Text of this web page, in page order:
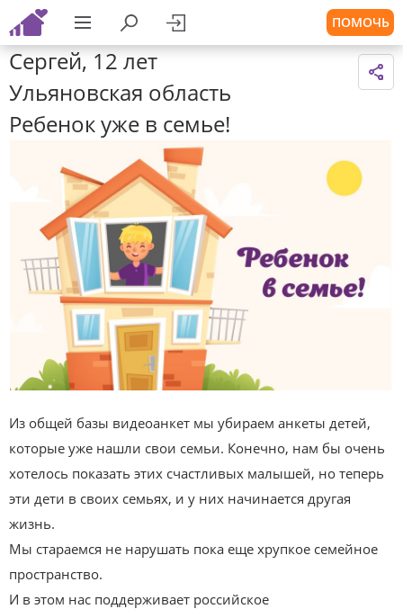
ПОМОЧЬ
Сергей, 12 лет
Ульяновская область
Ребенок уже в семье!
Из общей базы видеоанкет мы убираем анкеты детей,
которые уже нашли свои семьи. Конечно, нам бы очень
хотелось показать этих счастливых малышей, но теперь
эти дети в своих семьях, и у них начинается другая
жизнь.
Мы стараемся не нарушать пока еще хрупкое семейное
пространство.
И в этом нас поддерживает российское